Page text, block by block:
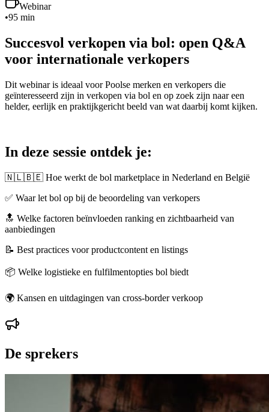
Webinar
•95 min
Succesvol verkopen via bol: open Q&A
voor internationale verkopers
Dit webinar is ideaal voor Poolse merken en verkopers die
geïnteresseerd zijn in verkopen via bol en op zoek zijn naar een
helder, eerlijk en praktijkgericht beeld van wat daarbij komt kijken.
In deze sessie ontdek je:
🇳🇱🇧🇪 Hoe werkt de bol marketplace in Nederland en België
✅ Waar let bol op bij de beoordeling van verkopers
🔝 Welke factoren beïnvloeden ranking en zichtbaarheid van
aanbiedingen
📝 Best practices voor productcontent en listings
📦 Welke logistieke en fulfilmentopties bol biedt
🌍 Kansen en uitdagingen van cross-border verkoop
De sprekers